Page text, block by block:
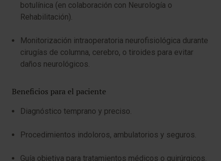
botulínica (en colaboración con Neurología o
Rehabilitación).
Monitorización intraoperatoria neurofisiológica durante
cirugías de columna, cerebro, o tiroides para evitar
daños neurológicos.
Beneficios para el paciente
Diagnóstico temprano y preciso.
Procedimientos indoloros, ambulatorios y seguros.
Guía objetiva para tratamientos médicos o quirúrgicos.